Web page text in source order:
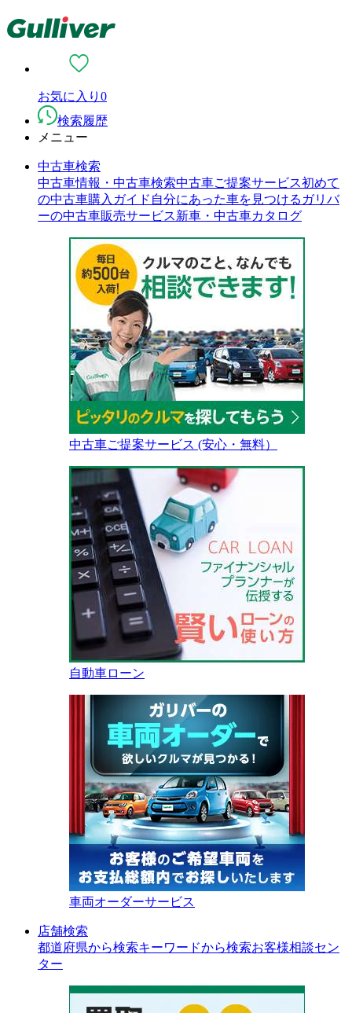
お気に入り 0
検索履歴
メニュー
中古車検索
中古車情報・中古車検索中古車ご提案サービス初めて
の中古車購入ガイド 自分にあった車を見つける ガリバ
ーの中古車販売サービス新車・中古車カタログ
中古車ご提案サービス (安心・無料）
自動車ローン
車両オーダーサービス
店舗検索
都道府県から検索キーワードから検索お客様相談セン
ター